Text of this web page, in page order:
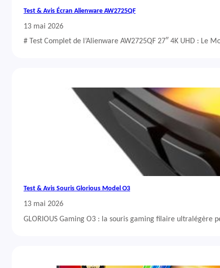
Test & Avis Écran Alienware AW2725QF
13 mai 2026
# Test Complet de l’Alienware AW2725QF 27″ 4K UHD : Le
Test & Avis Souris Glorious Model O3
13 mai 2026
GLORIOUS Gaming O3 : la souris gaming filaire ultralégère